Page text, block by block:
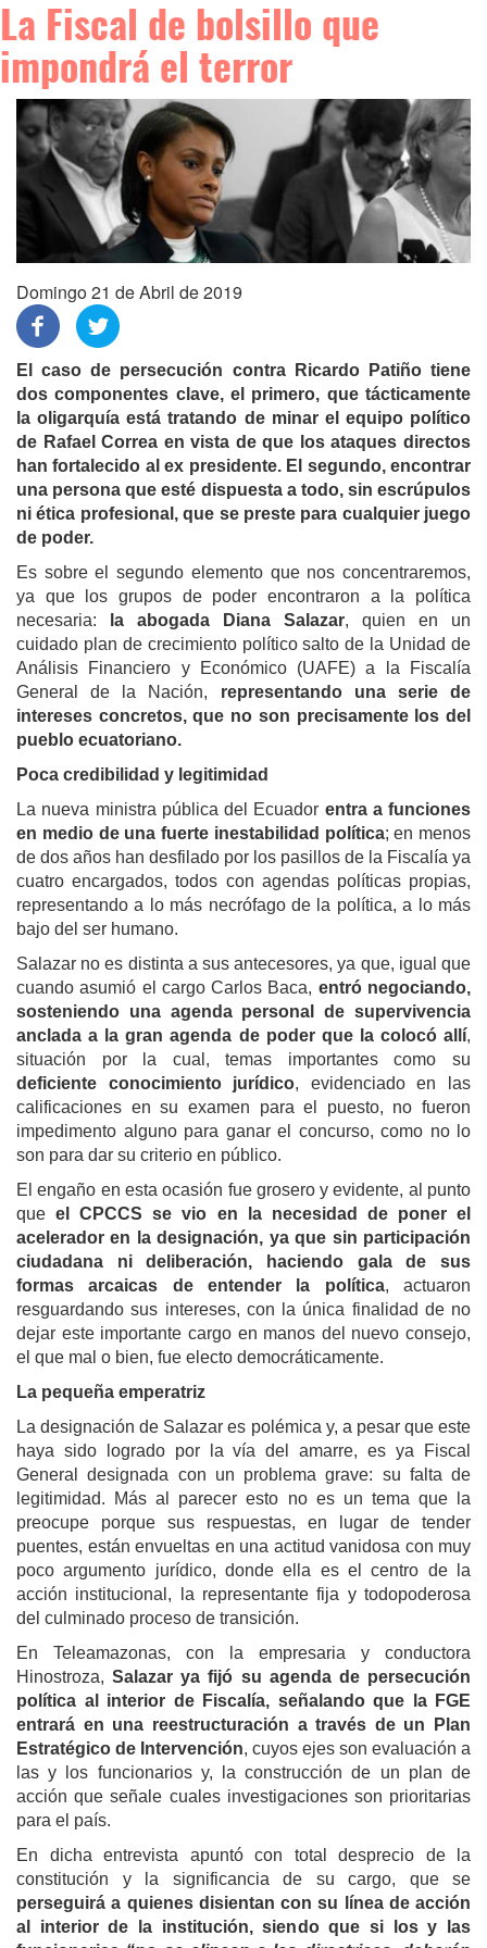
La Fiscal de bolsillo que
impondrá el terror
Domingo 21 de Abril de 2019
El caso de persecución contra Ricardo Patiño tiene
dos componentes clave, el primero, que tácticamente
la oligarquía está tratando de minar el equipo político
de Rafael Correa en vista de que los ataques directos
han fortalecido al ex presidente. El segundo, encontrar
una persona que esté dispuesta a todo, sin escrúpulos
ni ética profesional, que se preste para cualquier juego
de poder.
Es sobre el segundo elemento que nos concentraremos,
ya que los grupos de poder encontraron a la política
necesaria:
la abogada Diana Salazar, quien en un
cuidado plan de crecimiento político salto de la Unidad de
Análisis Financiero y Económico (UAFE) a la Fiscalía
General de la Nación, representando una serie de
intereses concretos, que no son precisamente los del
pueblo ecuatoriano.
Poca credibilidad y legitimidad
La nueva ministra pública del Ecuador entra a funciones
en medio de una fuerte inestabilidad política; en menos
de dos años han desfilado por los pasillos de la Fiscalía ya
cuatro encargados, todos con agendas políticas propias,
representando a lo más necrófago de la política, a lo más
bajo del ser humano.
Salazar no es distinta a sus antecesores, ya que, igual que
cuando asumió el cargo Carlos Baca, entró negociando,
sosteniendo una agenda personal de supervivencia
anclada a la gran agenda de poder que la colocó allí,
situación por la cual, temas importantes como su
deficiente conocimiento jurídico, evidenciado en las
calificaciones en su examen para el puesto, no fueron
impedimento alguno para ganar el concurso, como no lo
son para dar su criterio en público.
El engaño en esta ocasión fue grosero y evidente, al punto
queel CPCCS se vio en la necesidad de poner el
acelerador en la designación, ya que sin participación
ciudadana ni deliberación, haciendo gala de sus
formas arcaicas de entender la política, actuaron
resguardando sus intereses, con la única finalidad de no
dejar este importante cargo en manos del nuevo consejo,
el que mal o bien, fue electo democráticamente.
La pequeña emperatriz
La designación de Salazar es polémica y, a pesar que este
haya sido logrado por la vía del amarre, es ya Fiscal
General designada con un problema grave: su falta de
legitimidad. Más al parecer esto no es un tema que la
preocupe porque sus respuestas, en lugar de tender
puentes, están envueltas en una actitud vanidosa con muy
poco argumento jurídico, donde ella es el centro de la
acción institucional, la representante fija y todopoderosa
del culminado proceso de transición.
En Teleamazonas, con la empresaria y conductora
Hinostroza,Salazar ya fijó su agenda de persecución
política al interior de Fiscalía, señalando que la FGE
entrará en una reestructuración a través de un Plan
Estratégico de Intervención, cuyos ejes son evaluación a
las y los funcionarios y, la construcción de un plan de
acción que señale cuales investigaciones son prioritarias
para el país.
En dicha entrevista apuntó con total desprecio de la
constitución y la significancia de su cargo, que se
perseguirá a quienes disientan con su línea de acción
al interior de la institución, siendo que si los y las